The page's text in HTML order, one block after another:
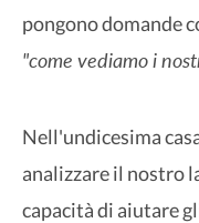
pongono domande
"come vediamo i
Nell'undicesima
analizzare il nostro
capacità di aiutare